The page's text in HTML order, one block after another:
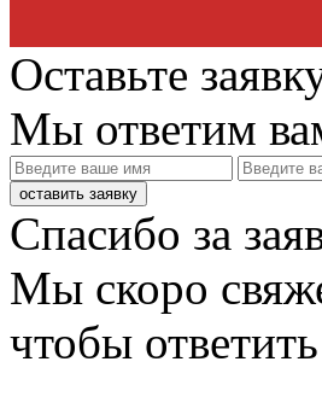
Оставьте
Мы ответим
оставить заявку
Спасибо за
Мы скоро
чтобы